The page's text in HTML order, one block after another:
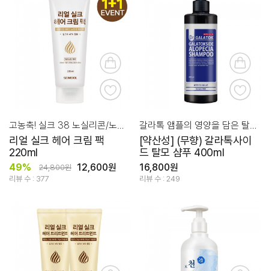
리얼 실크 헤어 크림 팩
220ml
49% 24,800원 12,600원
리뷰 수 : 377
갈라톡 앰플의 영양을 담은 탈모 완화 샴푸
[약산성] (무향) 갈라톡사이
드 탈모 샴푸 400ml
16,800원
리뷰 수 : 249